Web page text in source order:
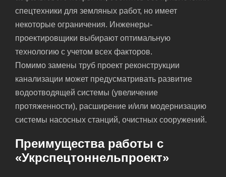
спецтехники для земляных работ, но имеет
некоторые ограничения. Инженеры-
проектировщики выбирают оптимальную
технологию с учетом всех факторов.
Помимо замены труб проект реконструкции
канализации может предусматривать развитие
водоотводящей системы (увеличение
протяженности), расширение и/или модернизацию
системы насосных станций, очистных сооружений.
Преимущества работы с
«Укрспецтоннельпроект»